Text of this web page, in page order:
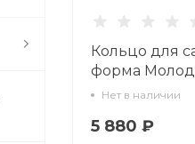
Кольцо для
форма
рисунок
Нет в наличии
5 880 ₽